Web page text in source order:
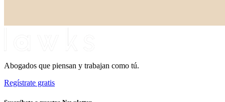
Abogados que piensan y trabajan como tú.
Regístrate gratis